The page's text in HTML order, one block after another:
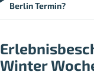
Berlin Termin?
Winter